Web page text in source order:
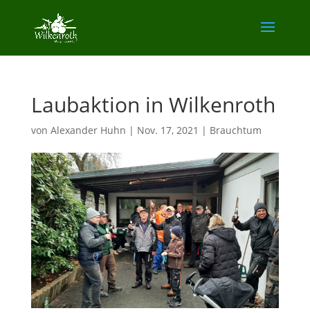
Laubaktion in Wilkenroth
von Alexander Huhn | Nov. 17, 2021 | Brauchtum